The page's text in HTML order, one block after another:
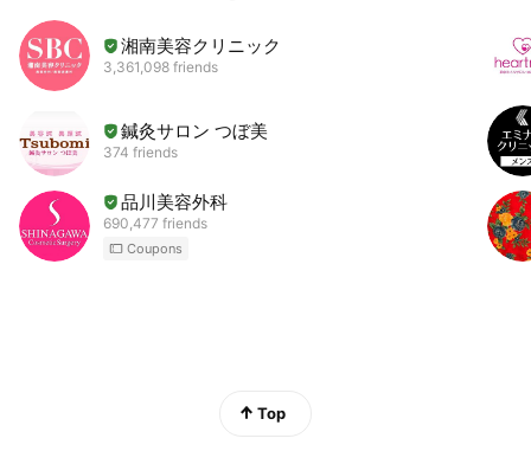
湘南美容クリニック
3,361,098 friends
鍼灸サロン つぼ美
374 friends
品川美容外科
690,477 friends
Coupons
Top